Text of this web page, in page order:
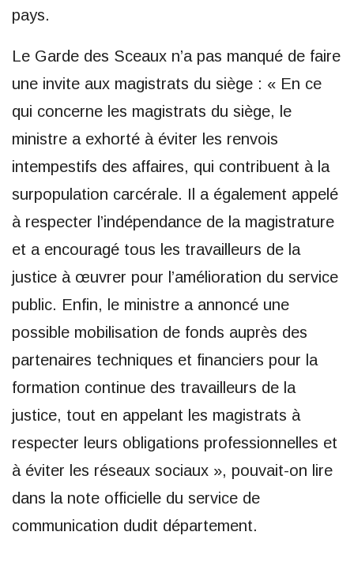
pays.
Le Garde des Sceaux n’a pas manqué de faire
une invite aux magistrats du siège : « En ce
qui concerne les magistrats du siège, le
ministre a exhorté à éviter les renvois
intempestifs des affaires, qui contribuent à la
surpopulation carcérale. Il a également appelé
à respecter l’indépendance de la magistrature
et a encouragé tous les travailleurs de la
justice à œuvrer pour l’amélioration du service
public. Enfin, le ministre a annoncé une
possible mobilisation de fonds auprès des
partenaires techniques et financiers pour la
formation continue des travailleurs de la
justice, tout en appelant les magistrats à
respecter leurs obligations professionnelles et
à éviter les réseaux sociaux », pouvait-on lire
dans la note officielle du service de
communication dudit département.